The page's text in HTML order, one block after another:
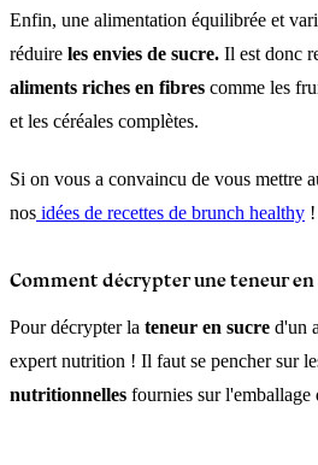
Enfin, une alimentation équilibrée et
réduire les envies de sucre. Il est donc
aliments riches en fibres comme les
et les céréales complètes.
Si on vous a convaincu de vous mettre
nos idées de recettes de brunch healthy !
Comment décrypter une teneur en
Pour décrypter la teneur en sucre d'un
expert nutrition ! Il faut se pencher sur
nutritionnelles fournies sur l'emballage